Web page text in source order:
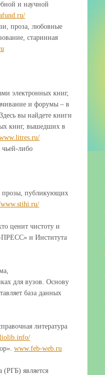
и научной
проза, любовные
старинная
электронных книг,
и форумы – в
вы найдете книги
книг, вышедших в
либо
прозы, публикующих
ценит чистоту и
ПРЕСС» и Института
для вузов. Основу
база данных
литература
www.feb-web.ru
(РГБ) является